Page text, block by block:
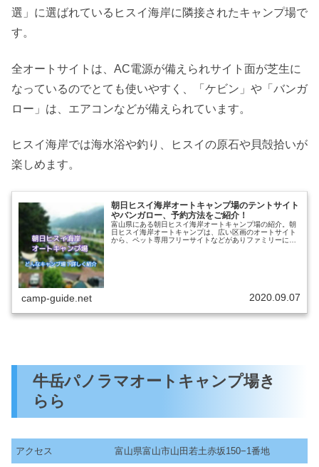
選」に選ばれているヒスイ海岸に隣接されたキャンプ場で
す。
全オートサイトは、AC電源が備えられサイト面が芝生に
なっているのでとても使いやすく、「ケビン」や「バンガ
ロー」は、エアコンなどが備えられています。
ヒスイ海岸では海水浴や釣り、ヒスイの原石や貝殻拾いが
楽しめます。
朝日ヒスイ海岸オートキャンプ場のテントサイト
やバンガロー、予約方法をご紹介！
富山県にある朝日ヒスイ海岸オートキャンプ場の紹介。朝
日ヒスイ海岸オートキャンプは、広い区画のオートサイト
から、ペット専用フリーサイトなどがありファミリーに人
camp-guide.net 2020.09.07
牛岳パノラマオートキャンプ場き
らら
アクセス 富山県富山市山田若土赤坂150−1番地